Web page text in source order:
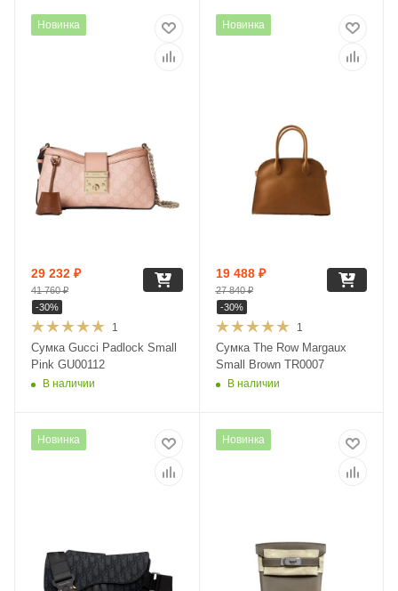
Новинка
1
Сумка Gucci Padlock Small
Pink GU00112
В наличии
29 232 ₽
41 760₽
-30%
Новинка
1
Сумка The Row Margaux
Small Brown TR0007
В наличии
19 488₽
27 840₽
-30%
Новинка Новинка